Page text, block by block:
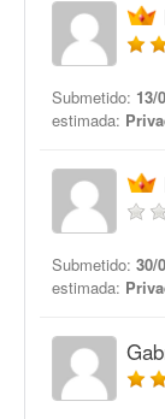
Submetido: 13/
estimada:
Submetido: 30/
estimada: